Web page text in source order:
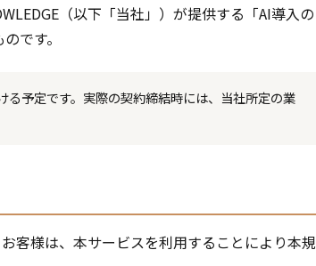
（以下「当社」）が提供する「AI導入の
です。
予定です。実際の契約締結時には、当社所定の業
客様は、本サービスを利用することにより本規